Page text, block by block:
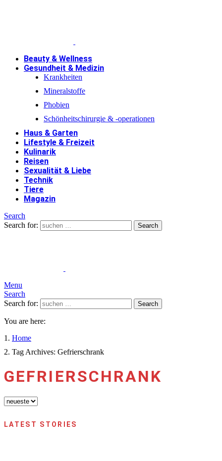
Beauty & Wellness
Gesundheit & Medizin
Krankheiten
Mineralstoffe
Phobien
Schönheitschirurgie & -operationen
Haus & Garten
Lifestyle & Freizeit
Kulinarik
Reisen
Sexualität & Liebe
Technik
Tiere
Magazin
Search
Search for:
Search
Menu
Search
Search for:
Search
You are here:
Home
Tag Archives: Gefrierschrank
GEFRIERSCHRANK
LATEST STORIES